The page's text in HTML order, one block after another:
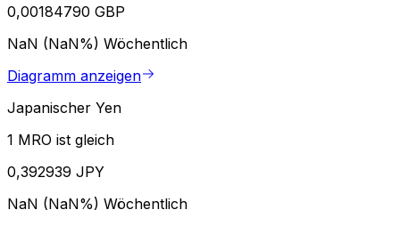
0,00184790 GBP
NaN (NaN%) Wöchentlich
Diagramm anzeigen
Japanischer Yen
1 MRO ist gleich
0,392939 JPY
NaN (NaN%) Wöchentlich